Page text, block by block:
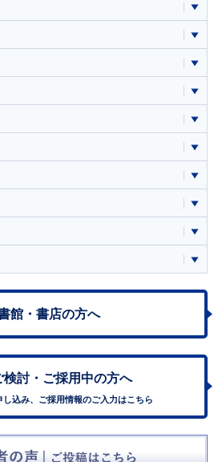
館・書店の方へ
討・ ご採用中の方へ
し込み、ご採用情報のご入力はこちら